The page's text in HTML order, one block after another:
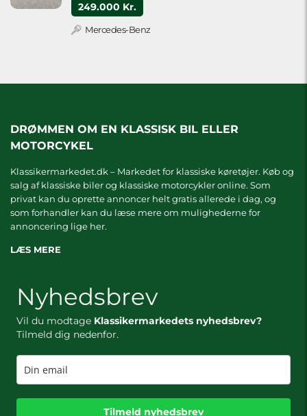
249.000 Kr.
Mercedes-Benz
DRØMMEN OM EN KLASSISK BIL ELLER
MOTORCYKEL
Klassikermarkedet.dk – Markedet for klassiske køretøjer. Køb og
salg af klassiske biler og klassiske motorcykler online. Som
privat kan du oprette annoncer helt gratis allerede i dag, og
som forhandler kan du læse mere om mulighederne for
annoncering lige her.
LÆS MERE
Nyhedsbrev
Vil du modtage Klassikermarkedets nyhedsbrev?
Tilmeld dig nedenfor.
Tilmeld nyhedsbrev